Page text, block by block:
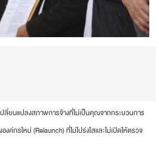
ลี่ยนแปลงสภาพการจ้างที่ไม่เป็นคุณจากกระบวนการ
ค์กรใหม่ (Relaunch) ที่ไม่โปร่งใสและไม่เปิดให้ตรวจ